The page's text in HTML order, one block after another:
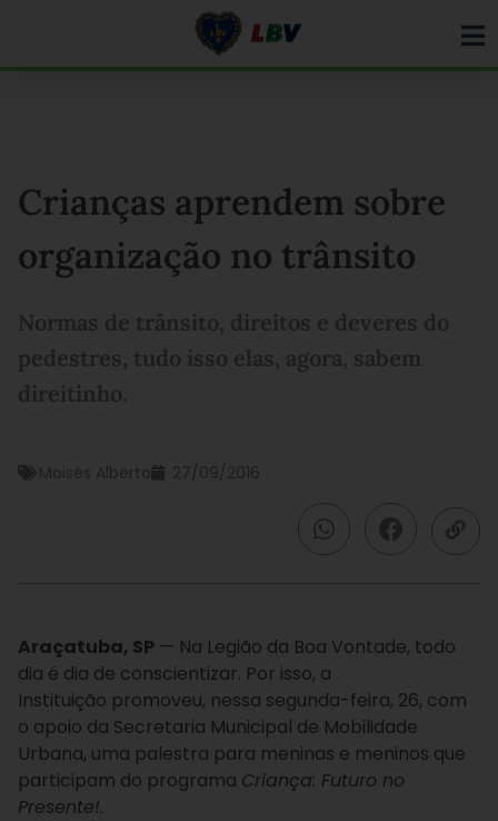
Crianças aprendem sobre
organização no trânsito
Normas de trânsito, direitos e deveres do
pedestres, tudo isso elas, agora, sabem
direitinho.
Moisés Alberto 27/09/2016
Araçatuba, SP — Na Legião da Boa Vontade, todo
dia é dia de conscientizar. Por isso, a
Instituição promoveu, nessa segunda-feira, 26, com
o apoio da Secretaria Municipal de Mobilidade
Urbana, uma palestra para meninas e meninos que
participam do programa Criança: Futuro no
Presente!.